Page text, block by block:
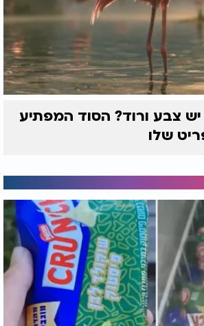
צבע ורוד? הסוד המפתיע
שלו